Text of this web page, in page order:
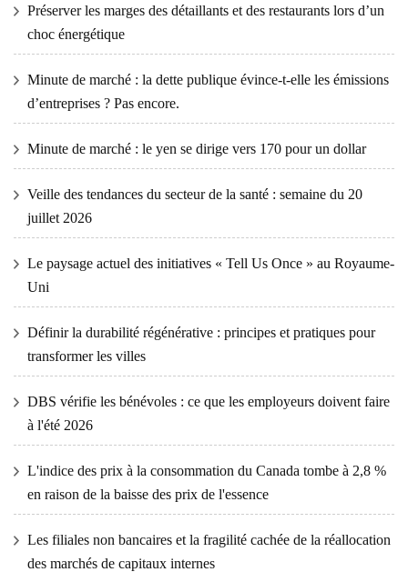
Préserver les marges des détaillants et des restaurants lors d’un
choc énergétique
Minute de marché : la dette publique évince-t-elle les émissions
d’entreprises ? Pas encore.
Minute de marché : le yen se dirige vers 170 pour un dollar
Veille des tendances du secteur de la santé : semaine du 20
juillet 2026
Le paysage actuel des initiatives « Tell Us Once » au Royaume-
Uni
Définir la durabilité régénérative : principes et pratiques pour
transformer les villes
DBS vérifie les bénévoles : ce que les employeurs doivent faire
à l'été 2026
L'indice des prix à la consommation du Canada tombe à 2,8 %
en raison de la baisse des prix de l'essence
Les filiales non bancaires et la fragilité cachée de la réallocation
des marchés de capitaux internes